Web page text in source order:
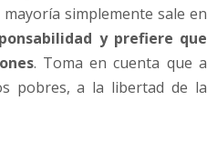
simplemente sale en
y prefiere que
. Toma en cuenta que a
pobres, a la libertad de la